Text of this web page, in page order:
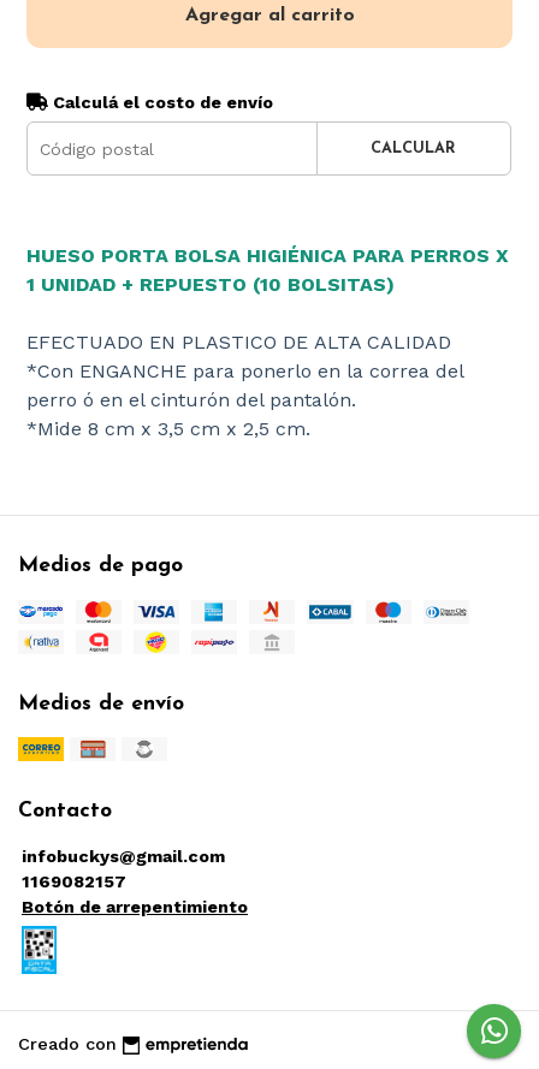
Agregar al carrito
Calculá el costo de envío
CALCULAR
HUESO PORTA BOLSA HIGIÉNICA PARA PERROS X
1 UNIDAD + REPUESTO (10 BOLSITAS)
EFECTUADO EN PLASTICO DE ALTA CALIDAD
*Con ENGANCHE para ponerlo en la correa del
perro ó en el cinturón del pantalón.
*Mide 8 cm x 3,5 cm x 2,5 cm.
Medios de pago
Medios de envío
Contacto
infobuckys@gmail.com
1169082157
Botón de arrepentimiento
Creado con